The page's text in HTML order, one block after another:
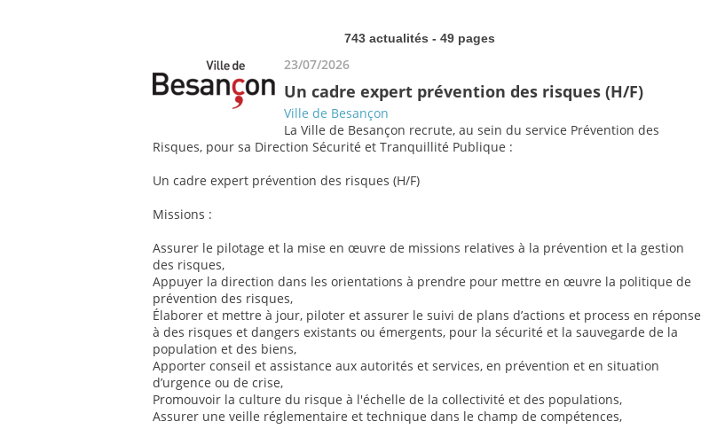
743 actualités - 49 pages
23/07/2026
Un cadre expert prévention des risques (H/F)
Ville de Besançon
La Ville de Besançon recrute, au sein du service Prévention des
Risques, pour sa Direction Sécurité et Tranquillité Publique :
Un cadre expert prévention des risques (H/F)
Missions :
Assurer le pilotage et la mise en œuvre de missions relatives à la prévention et la gestion
des risques,
Appuyer la direction dans les orientations à prendre pour mettre en œuvre la politique de
prévention des risques,
Élaborer et mettre à jour, piloter et assurer le suivi de plans d’actions et process en réponse
à des risques et dangers existants ou émergents, pour la sécurité et la sauvegarde de la
population et des biens,
Apporter conseil et assistance aux autorités et services, en prévention et en situation
d’urgence ou de crise,
Promouvoir la culture du risque à l'échelle de la collectivité et des populations,
Assurer une veille réglementaire et technique dans le champ de compétences,